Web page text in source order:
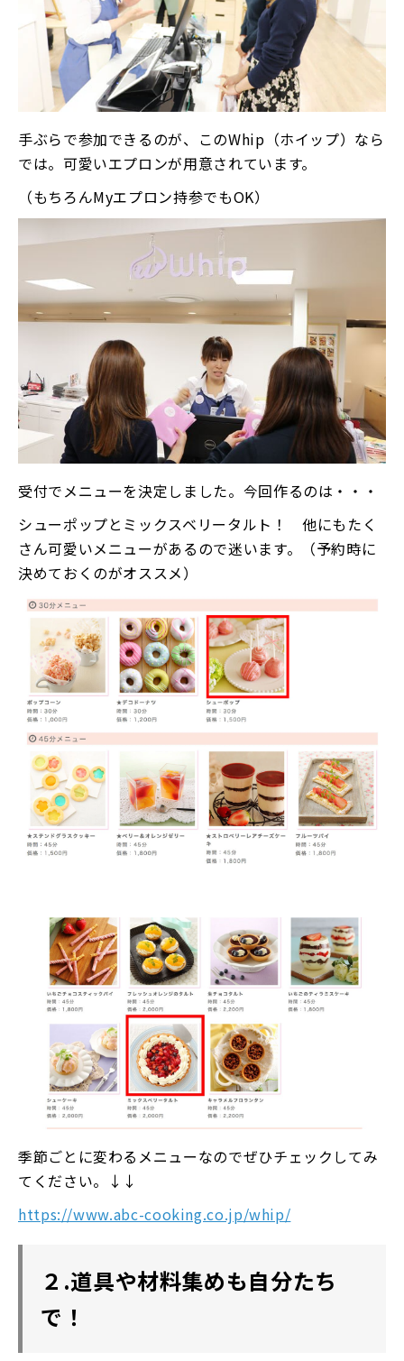
手ぶらで参加できるのが、このWhip（ホイップ）なら
では。可愛いエプロンが用意されています。
（もちろんMyエプロン持参でもOK）
受付でメニューを決定しました。今回作るのは・・・
シューポップとミックスベリータルト！ 他にもたく
さん可愛いメニューがあるので迷います。（予約時に
決めておくのがオススメ）
季節ごとに変わるメニューなのでぜひチェックしてみ
てください。↓↓
https://www.abc-cooking.co.jp/whip/
２.道具や材料集めも自分たち
で！